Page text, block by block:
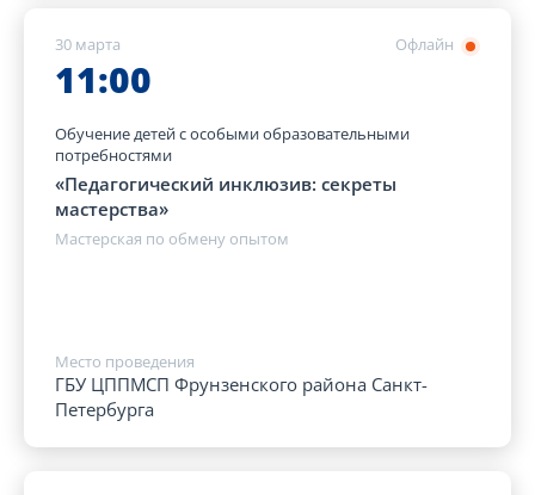
Офлайн
30 марта
11:00
Обучение детей с особыми образовательными
потребностями
«Педагогический инклюзив: секреты
мастерства»
Мастерская по обмену опытом
Место проведения
ГБУ ЦППМСП Фрунзенского района Санкт-
Петербурга